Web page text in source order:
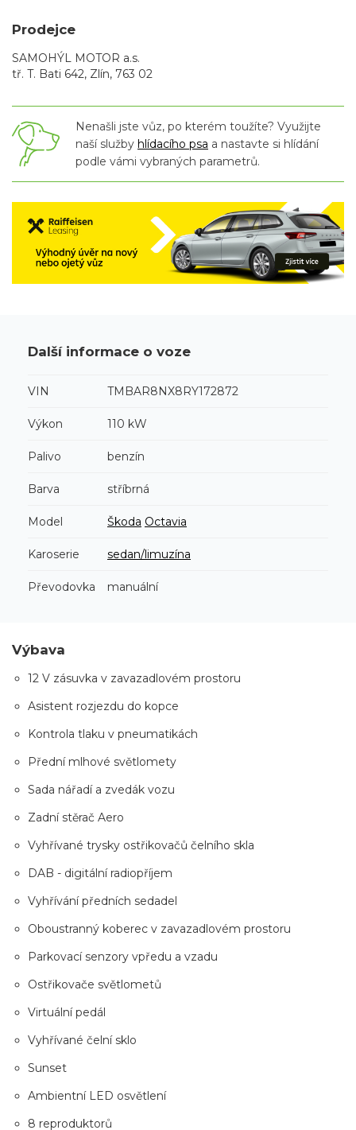
Prodejce
SAMOHÝL MOTOR a.s.
tř. T. Bati 642, Zlín, 763 02
Nenašli jste vůz, po kterém toužíte? Využijte
naší služby hlídacího psa a nastavte si hlídání
podle vámi vybraných parametrů.
Další informace o voze
VIN TMBAR8NX8RY172872
Výkon 110 kW
Palivo benzín
Barva stříbrná
Model Škoda Octavia
Karoserie sedan/limuzína
Převodovka manuální
Výbava
12 V zásuvka v zavazadlovém prostoru
Asistent rozjezdu do kopce
Kontrola tlaku v pneumatikách
Přední mlhové světlomety
Sada nářadí a zvedák vozu
Zadní stěrač Aero
Vyhřívané trysky ostřikovačů čelního skla
DAB - digitální radiopříjem
Vyhřívání předních sedadel
Oboustranný koberec v zavazadlovém prostoru
Parkovací senzory vpředu a vzadu
Ostřikovače světlometů
Virtuální pedál
Vyhřívané čelní sklo
Sunset
Ambientní LED osvětlení
8 reproduktorů